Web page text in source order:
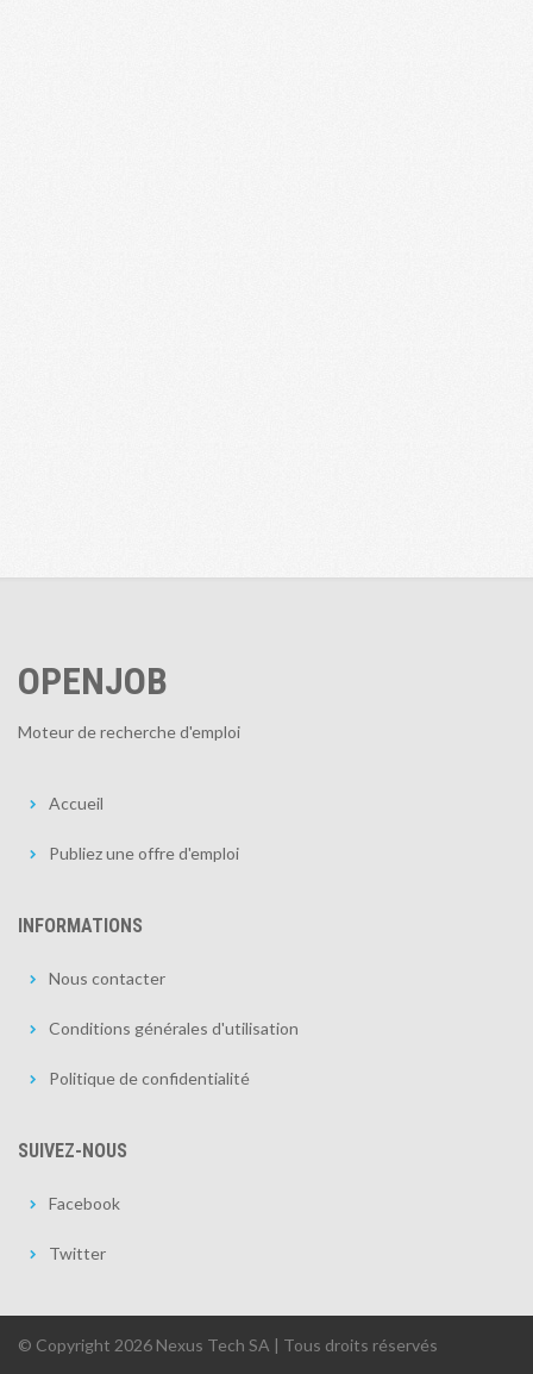
OPENJOB
Moteur de recherche d'emploi
Accueil
Publiez une offre d'emploi
INFORMATIONS
Nous contacter
Conditions générales d'utilisation
Politique de confidentialité
SUIVEZ-NOUS
Facebook
Twitter
© Copyright 2026 Nexus Tech SA | Tous droits réservés